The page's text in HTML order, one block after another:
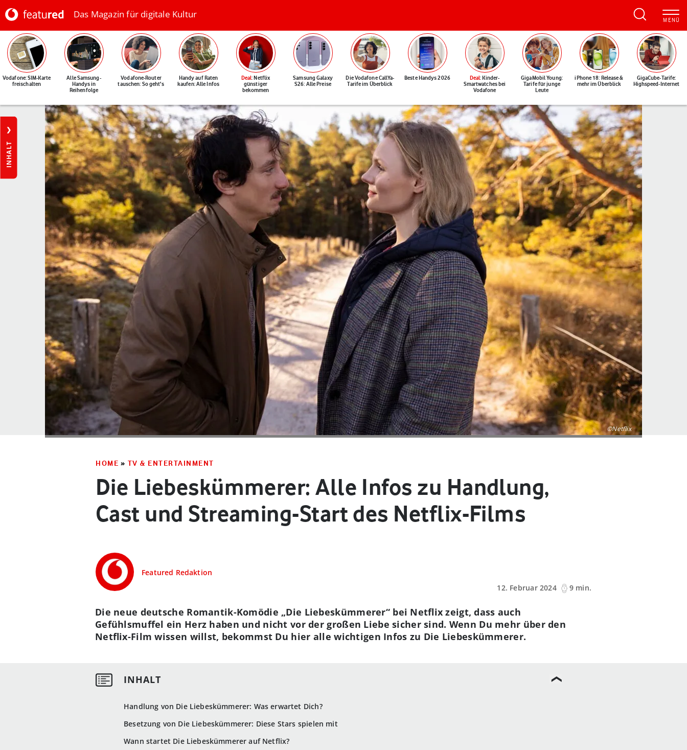
Das Magazin für digitale Kultur
Vodafone: SIM-Karte
freischalten
Alle Samsung-
Handys in
Reihenfolge
Vodafone-Router
tauschen: So geht's
Handy auf Raten
kaufen: Alle Infos
Deal: Netflix
günstiger
bekommen
Samsung Galaxy
S26: Alle Preise
Die Vodafone CallYa-
Tarife im Überblick
Beste Handys 2026 Deal: Kinder-
Smartwatches bei
Vodafone
GigaMobil Young:
Tarife für junge
Leute
iPhone 18: Release &
mehr im Überblick
GigaCube-Tarife:
Highspeed-Internet
INHALT
©Netflix
HOME » TV & ENTERTAINMENT
Die Liebeskümmerer: Alle Infos zu Handlung,
Cast und Streaming-Start des Netflix-Films
Featured Redaktion
12. Februar 2024
9 min.
Handlung von Die Liebeskümmerer: Was erwartet Dich?
Besetzung von Die Liebeskümmerer: Diese Stars spielen mit
Wann startet Die Liebeskümmerer auf Netflix?
Die neue deutsche Romantik-Komödie „Die Liebeskümmerer“ bei Netflix zeigt, dass auch
Gefühlsmuffel ein Herz haben und nicht vor der großen Liebe sicher sind. Wenn Du mehr über den
Netflix-Film wissen willst, bekommst Du hier alle wichtigen Infos zu Die Liebeskümmerer.